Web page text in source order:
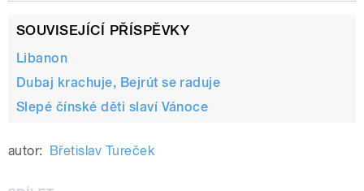
vysněný
SOUVISEJÍCÍ PŘÍSPĚVKY
Libanon
Dubaj krachuje, Bejrút se raduje
Slepé čínské děti slaví Vánoce
autor: Břetislav Tureček